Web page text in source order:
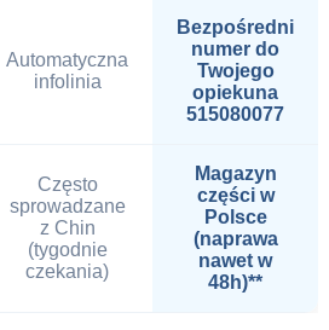
Automatyczna
infolinia
Bezpośredni
numer do
Twojego
opiekuna
515080077
Często
sprowadzane
z Chin
(tygodnie
czekania)
Magazyn
części w
Polsce
(naprawa
nawet w
48h)**